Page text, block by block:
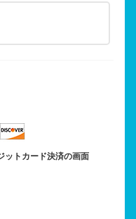
ットカード決済の画面